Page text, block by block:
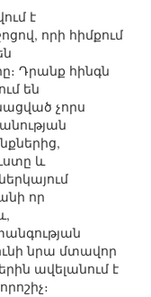
է
որի հիմքում
Դրանք հինգն
են
չորս
և
որ
նրա մտավոր
ավելանում է